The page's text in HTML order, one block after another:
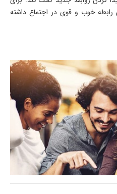
رابطه خوب و قوی در اجتماع داشته